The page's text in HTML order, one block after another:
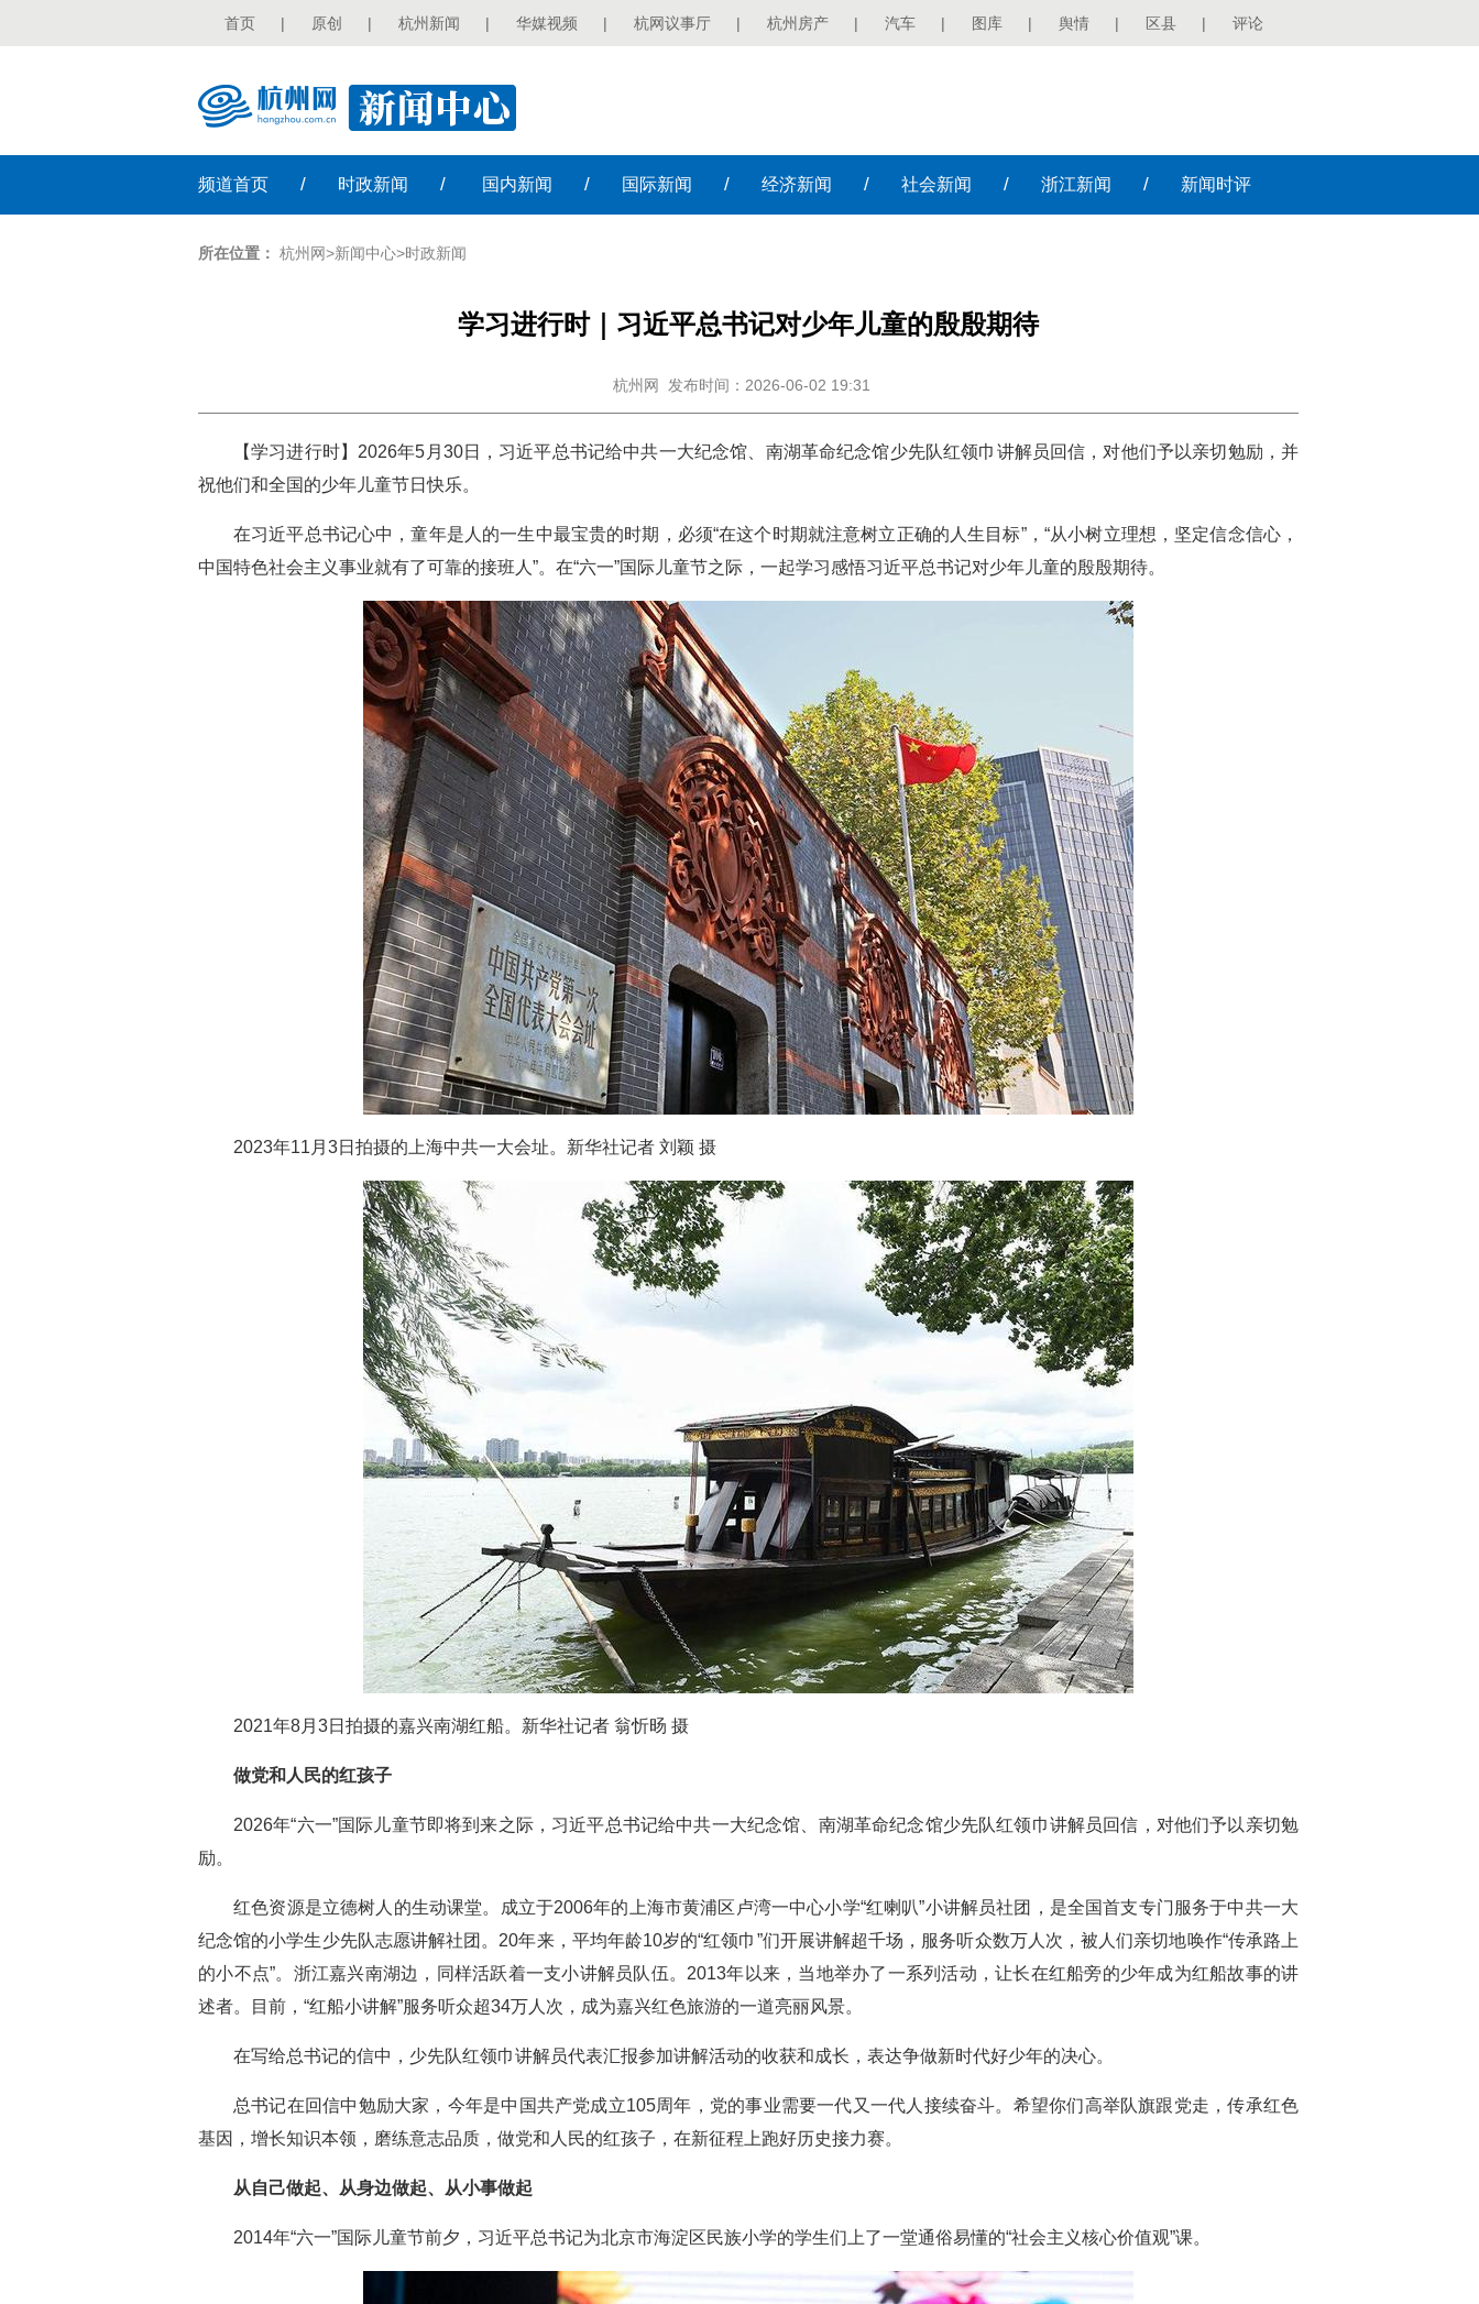
首页 | 原创 | 杭州新闻 | 华媒视频 | 杭网议事厅 | 杭州房产 | 汽车 | 图库 | 舆情 | 区县 | 评论
频道首页 / 时政新闻 / 国内新闻 / 国际新闻 / 经济新闻 / 社会新闻 / 浙江新闻 / 新闻时评
所在位置： 杭州网>新闻中心>时政新闻
学习进行时｜习近平总书记对少年儿童的殷殷期待
杭州网 发布时间：2026-06-02 19:31
【学习进行时】2026年5月30日，习近平总书记给中共一大纪念馆、南湖革命纪念馆少先队红领巾讲解员回信，对他们予以亲切勉励，并
祝他们和全国的少年儿童节日快乐。
在习近平总书记心中，童年是人的一生中最宝贵的时期，必须“在这个时期就注意树立正确的人生目标”，“从小树立理想，坚定信念信心，
中国特色社会主义事业就有了可靠的接班人”。在“六一”国际儿童节之际，一起学习感悟习近平总书记对少年儿童的殷殷期待。
2023年11月3日拍摄的上海中共一大会址。新华社记者 刘颖 摄
2021年8月3日拍摄的嘉兴南湖红船。新华社记者 翁忻旸 摄
做党和人民的红孩子
2026年“六一”国际儿童节即将到来之际，习近平总书记给中共一大纪念馆、南湖革命纪念馆少先队红领巾讲解员回信，对他们予以亲切勉
励。
红色资源是立德树人的生动课堂。成立于2006年的上海市黄浦区卢湾一中心小学“红喇叭”小讲解员社团，是全国首支专门服务于中共一大
纪念馆的小学生少先队志愿讲解社团。20年来，平均年龄10岁的“红领巾”们开展讲解超千场，服务听众数万人次，被人们亲切地唤作“传承路上
的小不点”。浙江嘉兴南湖边，同样活跃着一支小讲解员队伍。2013年以来，当地举办了一系列活动，让长在红船旁的少年成为红船故事的讲
述者。目前，“红船小讲解”服务听众超34万人次，成为嘉兴红色旅游的一道亮丽风景。
在写给总书记的信中，少先队红领巾讲解员代表汇报参加讲解活动的收获和成长，表达争做新时代好少年的决心。
总书记在回信中勉励大家，今年是中国共产党成立105周年，党的事业需要一代又一代人接续奋斗。希望你们高举队旗跟党走，传承红色
基因，增长知识本领，磨练意志品质，做党和人民的红孩子，在新征程上跑好历史接力赛。
从自己做起、从身边做起、从小事做起
2014年“六一”国际儿童节前夕，习近平总书记为北京市海淀区民族小学的学生们上了一堂通俗易懂的“社会主义核心价值观”课。